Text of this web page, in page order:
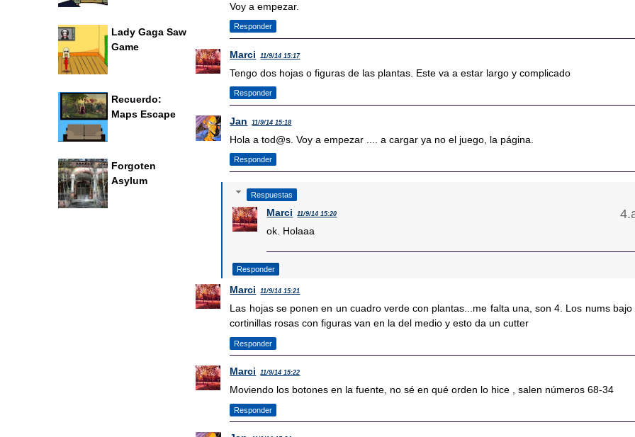
Voy a empezar.
Responder
Marci 11/9/14 15:17
Tengo dos hojas o figuras de las plantas. Este va a estar largo y complicado
Responder
Jan 11/9/14 15:18
Hola a tod@s. Voy a empezar .... a cargar ya no el juego, la página.
Responder
Respuestas
Marci 11/9/14 15:20
ok. Holaaa
Responder
Marci 11/9/14 15:21
Las hojas se ponen en un cuadro verde con plantas...me falta una, son 4. Los nums bajo
cortinillas rosas con figuras van en la del medio y esto da un cutter
Responder
Marci 11/9/14 15:22
Moviendo los botones en la fuente, no sé en qué orden lo hice , salen números 68-34
Responder
Lady Gaga Saw
Game
Recuerdo:
Maps Escape
Forgoten
Asylum